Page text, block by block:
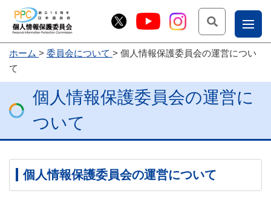
お
問
じょ
ー部
ホーム 委員会について
個人情報保護委員会の運営につい
て
個人情報保護委員会の運営に
ついて
個人情報保護委員会の運営について